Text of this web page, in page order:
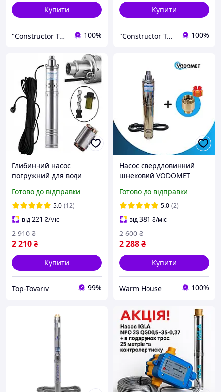
Купити
"Constructor Tepla" Конструктор Тепла 100%
Купити
"Constructor Tepla" Конструктор Тепла 100%
Глибинний насос
погружний для води
шнековий Водомет
Vodomet 4QGD 1.8-75-0.37
Готово до відправки
5.0 (12)
від221 ₴/міс
2 210₴
2 910 ₴
Купити
Top-Tovariv 99%
Насос свердловинний
шнековий VODOMET
Готово до відправки
5.0 (2)
від381 ₴/міс
2 288₴
2 600 ₴
Купити
Warm House 100%